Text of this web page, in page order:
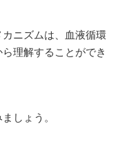
ニズムは、血液循環
理解することができ
しょう。